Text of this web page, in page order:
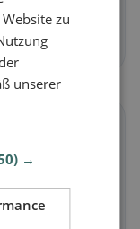
zu
unserer
→